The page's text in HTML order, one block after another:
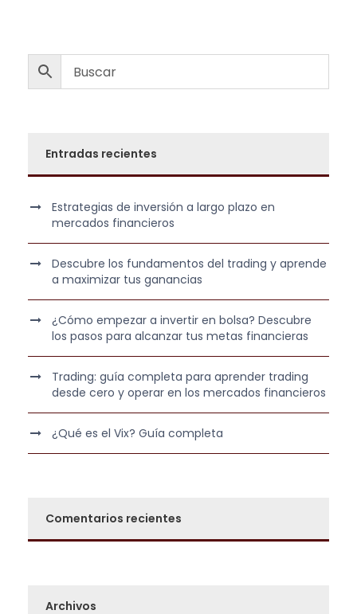
Entradas recientes
Estrategias de inversión a largo plazo en
mercados financieros
Descubre los fundamentos del trading y aprende
a maximizar tus ganancias
¿Cómo empezar a invertir en bolsa? Descubre
los pasos para alcanzar tus metas financieras
Trading: guía completa para aprender trading
desde cero y operar en los mercados financieros
¿Qué es el Vix? Guía completa
Comentarios recientes
Archivos